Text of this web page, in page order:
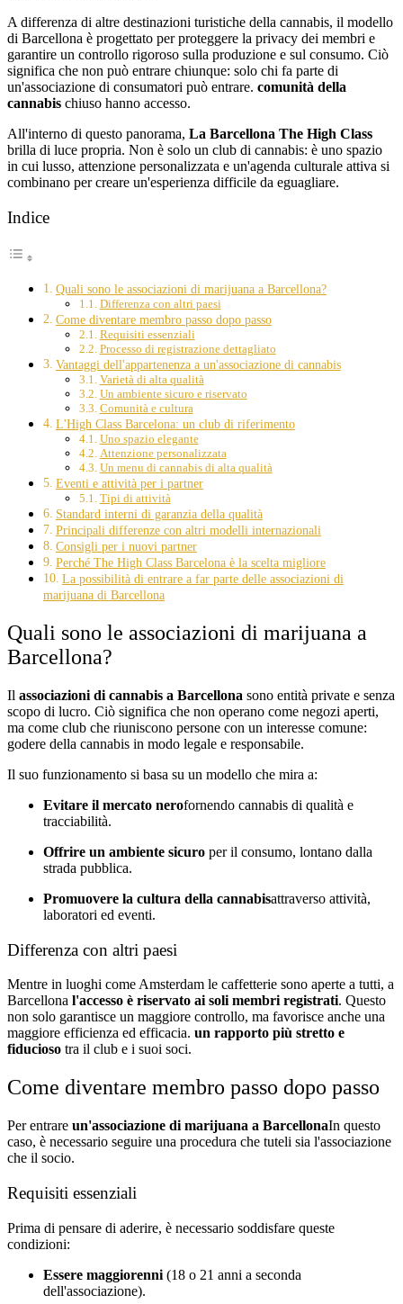
A differenza di altre destinazioni turistiche della cannabis, il modello
di Barcellona è progettato per proteggere la privacy dei membri e
garantire un controllo rigoroso sulla produzione e sul consumo. Ciò
significa che non può entrare chiunque: solo chi fa parte di
un'associazione di consumatori può entrare. comunità della
cannabis chiuso hanno accesso.
All'interno di questo panorama, La Barcellona The High Class
brilla di luce propria. Non è solo un club di cannabis: è uno spazio
in cui lusso, attenzione personalizzata e un'agenda culturale attiva si
combinano per creare un'esperienza difficile da eguagliare.
Indice
Quali sono le associazioni di marijuana a Barcellona?
Differenza con altri paesi
Come diventare membro passo dopo passo
Requisiti essenziali
Processo di registrazione dettagliato
Vantaggi dell'appartenenza a un'associazione di cannabis
Varietà di alta qualità
Un ambiente sicuro e riservato
Comunità e cultura
L'High Class Barcelona: un club di riferimento
Uno spazio elegante
Attenzione personalizzata
Un menu di cannabis di alta qualità
Eventi e attività per i partner
Tipi di attività
Standard interni di garanzia della qualità
Principali differenze con altri modelli internazionali
Consigli per i nuovi partner
Perché The High Class Barcelona è la scelta migliore
La possibilità di entrare a far parte delle associazioni di
marijuana di Barcellona
Quali sono le associazioni di marijuana a
Barcellona?
Il associazioni di cannabis a Barcellona sono entità private e senza
scopo di lucro. Ciò significa che non operano come negozi aperti,
ma come club che riuniscono persone con un interesse comune:
godere della cannabis in modo legale e responsabile.
Il suo funzionamento si basa su un modello che mira a:
Evitare il mercato nerofornendo cannabis di qualità e
tracciabilità.
Offrire un ambiente sicuro per il consumo, lontano dalla
strada pubblica.
Promuovere la cultura della cannabisattraverso attività,
laboratori ed eventi.
Differenza con altri paesi
Mentre in luoghi come Amsterdam le caffetterie sono aperte a tutti, a
Barcellona l'accesso è riservato ai soli membri registrati. Questo
non solo garantisce un maggiore controllo, ma favorisce anche una
maggiore efficienza ed efficacia. un rapporto più stretto e
fiducioso tra il club e i suoi soci.
Come diventare membro passo dopo passo
Per entrare un'associazione di marijuana a BarcellonaIn questo
caso, è necessario seguire una procedura che tuteli sia l'associazione
che il socio.
Requisiti essenziali
Prima di pensare di aderire, è necessario soddisfare queste
condizioni:
Essere maggiorenni (18 o 21 anni a seconda
dell'associazione).